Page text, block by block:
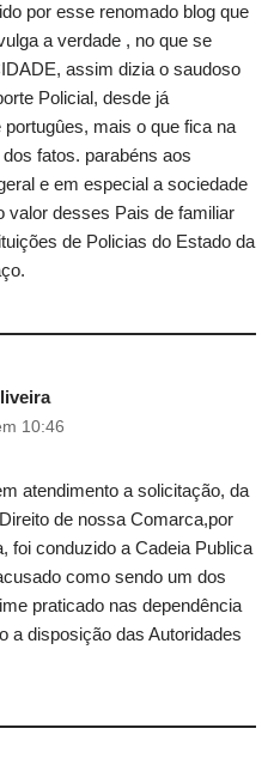
por esse renomado blog que
a verdade , no que se
assim dizia o saudoso
Policial, desde já
mais o que fica na
fatos. parabéns aos
e em especial a sociedade
valor desses Pais de familiar
de Policias do Estado da
10:46
atendimento a solicitação, da
de nossa Comarca,por
foi conduzido a Cadeia Publica
como sendo um dos
praticado nas dependência
a disposição das Autoridades